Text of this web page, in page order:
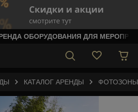
АРЕНДА ОБОРУДОВАНИЯ ДЛЯ
КАТАЛОГ АРЕНДЫ ФОТОЗОНЫ